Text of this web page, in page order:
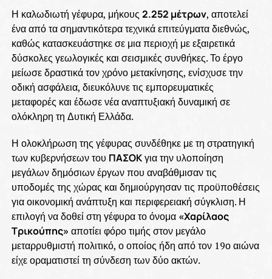
Η καλωδιωτή γέφυρα, μήκους 2.252 μέτρων, αποτελεί
ένα από τα σημαντικότερα τεχνικά επιτεύγματα διεθνώς,
καθώς κατασκευάστηκε σε μια περιοχή με εξαιρετικά
δύσκολες γεωλογικές και σεισμικές συνθήκες. Το έργο
μείωσε δραστικά τον χρόνο μετακίνησης, ενίσχυσε την
οδική ασφάλεια, διευκόλυνε τις εμπορευματικές
μεταφορές και έδωσε νέα αναπτυξιακή δυναμική σε
ολόκληρη τη Δυτική Ελλάδα.
Η ολοκλήρωση της γέφυρας συνδέθηκε με τη στρατηγική
των κυβερνήσεων του ΠΑΣΟΚγια την υλοποίηση
μεγάλων δημόσιων έργων που αναβάθμισαν τις
υποδομές της χώρας και δημιούργησαν τις προϋποθέσεις
για οικονομική ανάπτυξη και περιφερειακή σύγκλιση. Η
επιλογή να δοθεί στη γέφυρα το όνομα «Χαρίλαος
Τρικούπης» αποτίει φόρο τιμής στον μεγάλο
μεταρρυθμιστή πολιτικό, ο οποίος ήδη από τον 19ο αιώνα
είχε οραματιστεί τη σύνδεση των δύο ακτών.